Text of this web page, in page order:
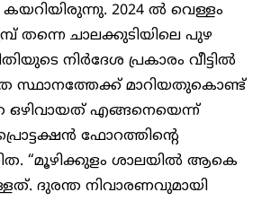
കയറിയിരുന്നു. 2024 ൽ വെള്ളം
തന്നെ ചാലക്കുടിയിലെ പുഴ
നിർദേശ പ്രകാരം വീട്ടിൽ
സ്ഥാനത്തേക്ക് മാറിയതുകൊണ്ട്
എങ്ങനെയെന്ന്
ഫോറത്തിന്റെ
“മൂഴിക്കുളം ശാലയിൽ ആകെ
ദുരന്ത നിവാരണവുമായി